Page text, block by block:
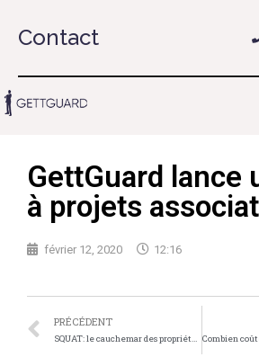
Contact
GettGuard lance
à projets
février 12, 2020 12:16
PRÉCÉDENT
SQUAT: le cauchemar des propriétaires terriens